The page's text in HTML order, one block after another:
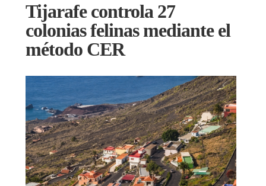
Tijarafe controla 27
colonias felinas mediante el
método CER